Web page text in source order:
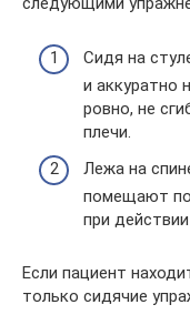
Сидя на
и аккуратно
ровно, не
плечи.
Лежа на
помещают
при
Если пациент
только сидячие